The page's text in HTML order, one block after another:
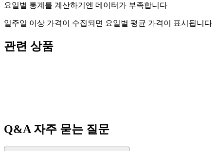
요일별 통계를 계산하기엔 데이터가 부족합니다
일주일 이상 가격이 수집되면 요일별 평균 가격이 표시됩니다
관련 상품
Q&A자주 묻는 질문